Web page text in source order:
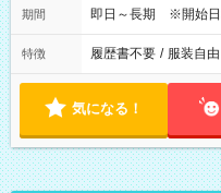
期間 即日～長期 ※開始日
特徴 履歴書不要 / 服装自由
気になる！